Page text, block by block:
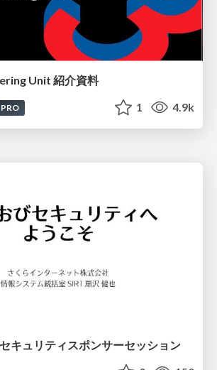
Unit 紹介資料
PRO 1 4.9k
キュリティスポンサーセッション